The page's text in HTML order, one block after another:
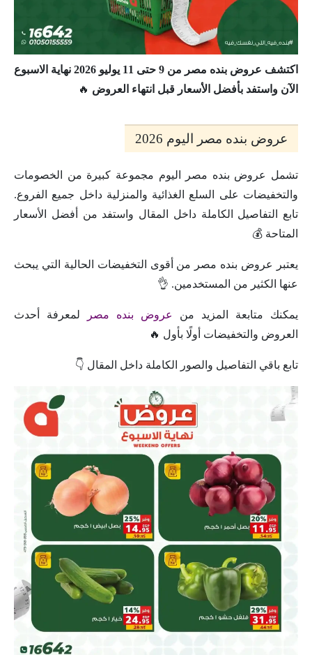
اكتشف عروض بنده مصر من 9 حتى 11 يوليو 2026 نهاية الاسبوع
الآن واستفد بأفضل الأسعار قبل انتهاء العروض 🔥
عروض بنده مصر اليوم 2026
تشمل عروض بنده مصر اليوم مجموعة كبيرة من الخصومات
والتخفيضات على السلع الغذائية والمنزلية داخل جميع الفروع.
تابع التفاصيل الكاملة داخل المقال واستفد من أفضل الأسعار
المتاحة 💰
يعتبر عروض بنده مصر من أقوى التخفيضات الحالية التي يبحث
عنها الكثير من المستخدمين. 👌
يمكنك متابعة المزيد من عروض بنده مصر
لمعرفة أحدث
العروض والتخفيضات أولًا بأول 🔥
تابع باقي التفاصيل والصور الكاملة داخل المقال 👇